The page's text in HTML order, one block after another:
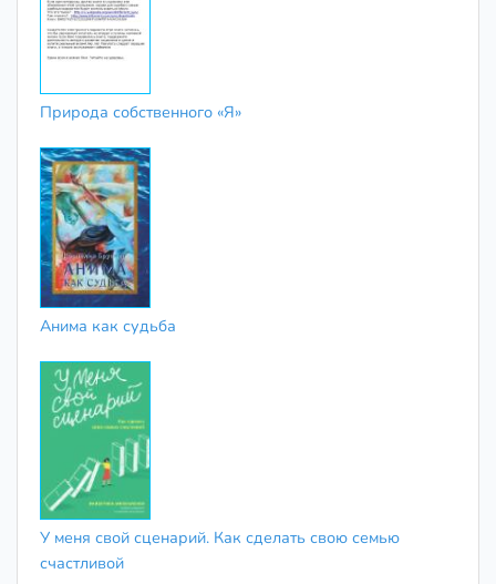
Природа собственного «Я»
Анима как судьба
У меня свой сценарий. Как сделать свою семью
счастливой